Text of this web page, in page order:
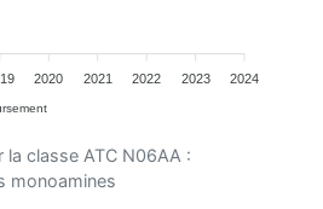
2020 2021 2022 2023 2024
classe ATC N06AA :
monoamines